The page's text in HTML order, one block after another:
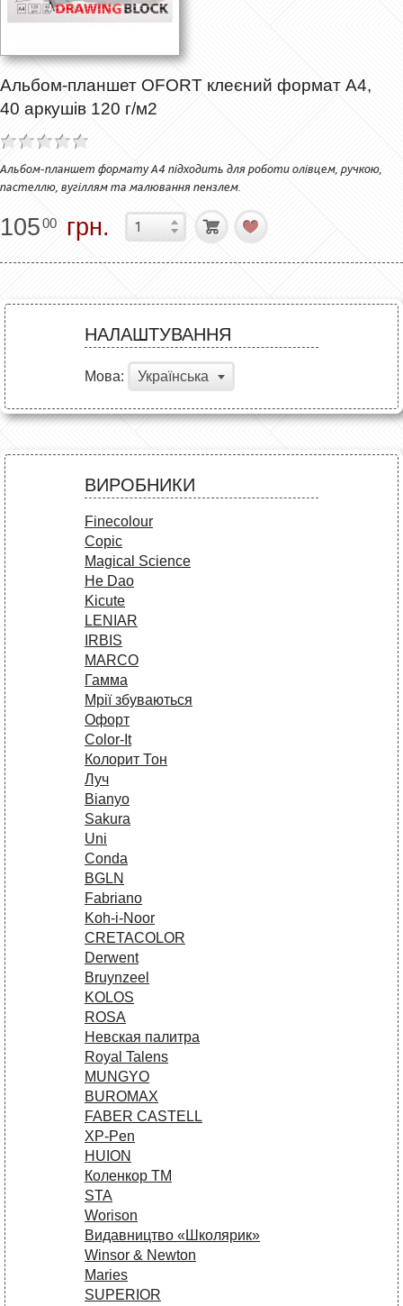
Альбом-планшет OFORT клеєний формат А4,
40 аркушів 120 г/м2
Альбом-планшет формату А4 підходить для роботи олівцем, ручкою,
пастеллю, вугіллям та малювання пензлем.
10500 грн.
НАЛАШТУВАННЯ
Мова: Українська
ВИРОБНИКИ
Finecolour
Copic
Magical Science
He Dao
Kicute
LENIAR
IRBIS
MARCO
Гамма
Мрії збуваються
Офорт
Сolor-It
Колорит Тон
Луч
Bianyo
Sakura
Uni
Conda
BGLN
Fabriano
Koh-i-Noor
CRETACOLOR
Derwent
Bruynzeel
KOLOS
ROSA
Невская палитра
Royal Talens
MUNGYO
BUROMAX
FABER CASTELL
XP-Pen
HUION
Коленкор ТМ
STA
Worison
Видавництво «Школярик»
Winsor & Newton
Maries
SUPERIOR